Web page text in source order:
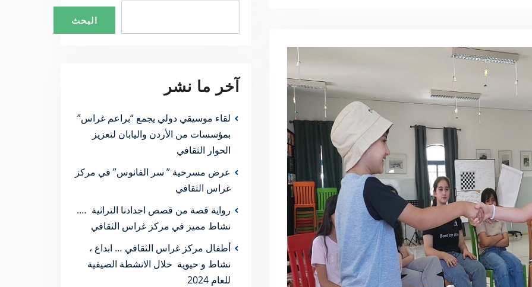
البحث
آخر ما نشر
لقاء موسيقي دولي يجمع “براعم غراس”
بمؤسسات من الأردن واليابان لتعزيز
الحوار الثقافي
عرض مسرحية ” سر الفانوس” في مركز
غراس الثقافي
رواية قصة من قصص اجدادنا التراثية ….
نشاط مميز في مركز غراس الثقافي
أطفال مركز غراس الثقافي … ابداع ،
نشاط و حيوية خلال الانشطة الصيفية
للعام 2024